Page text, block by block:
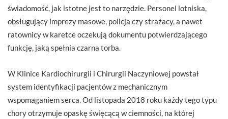
świadomość, jak istotne jest to narzędzie. Personel lotniska,
obsługujący imprezy masowe, policja czy strażacy, a nawet
ratownicy w karetce oczekują dokumentu potwierdzającego
funkcję, jaką spełnia czarna torba.
W Klinice Kardiochirurgii i Chirurgii Naczyniowej powstał
system identyfikacji pacjentów z mechanicznym
wspomaganiem serca. Od listopada 2018 roku każdy tego typu
chory otrzymuje opaskę święcącą w ciemności, na której